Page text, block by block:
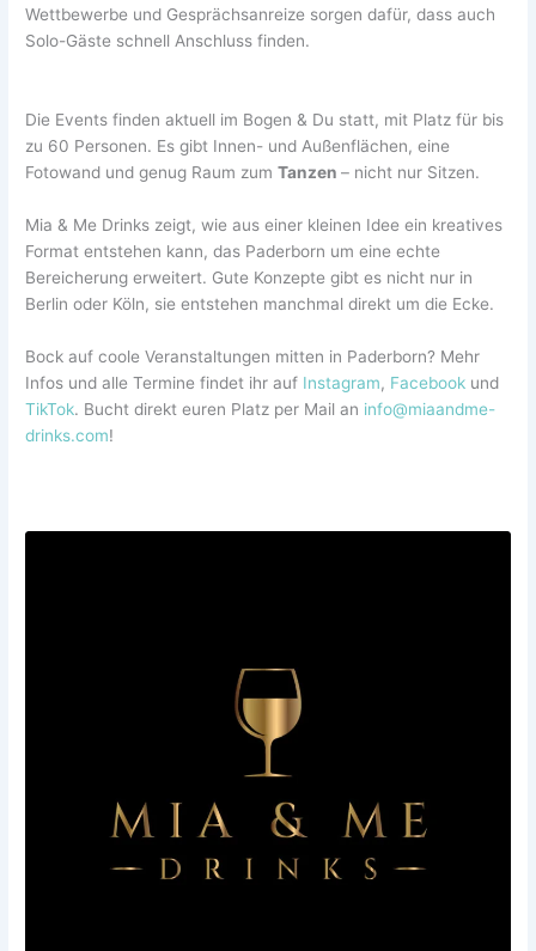
Wettbewerbe und Gesprächsanreize sorgen dafür, dass auch
Solo-Gäste schnell Anschluss finden.
Die Events finden aktuell im Bogen & Du statt, mit Platz für bis
zu 60 Personen. Es gibt Innen- und Außenflächen, eine
Fotowand und genug Raum zumTanzen– nicht nur Sitzen.
Mia & Me Drinks zeigt, wie aus einer kleinen Idee ein kreatives
Format entstehen kann, das Paderborn um eine echte
Bereicherung erweitert. Gute Konzepte gibt es nicht nur in
Berlin oder Köln, sie entstehen manchmal direkt um die Ecke.
Bock auf coole Veranstaltungen mitten in Paderborn? Mehr
Infos und alle Termine findet ihr auf Instagram, Facebook und
TikTok. Bucht direkt euren Platz per Mail an info@miaandme-
drinks.com!